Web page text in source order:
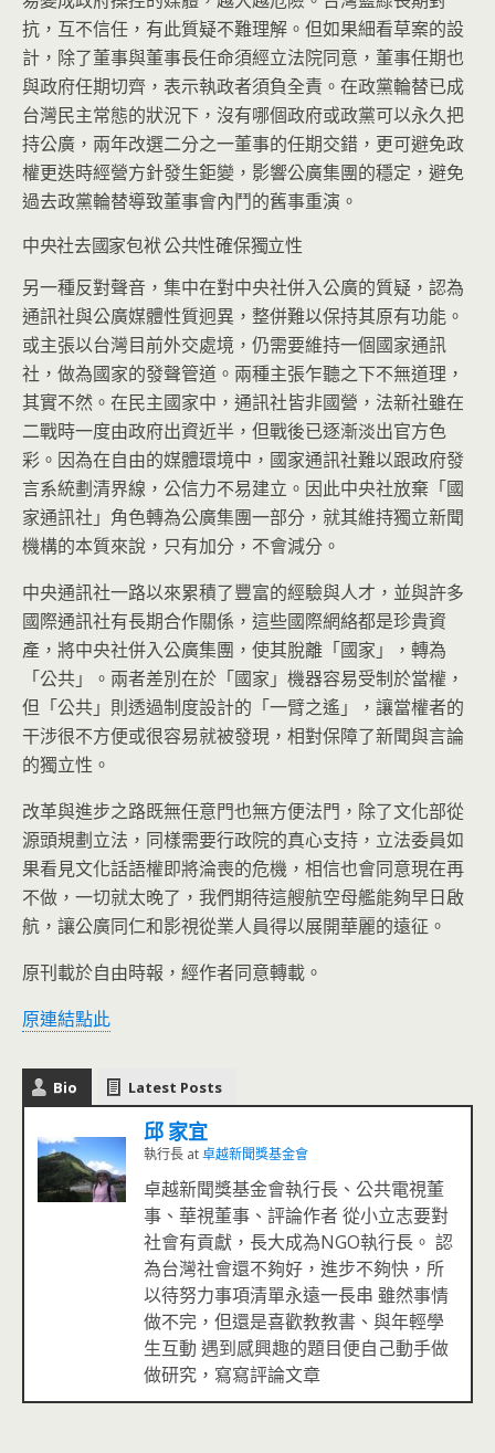
抗，互不信任，有此質疑不難理解。但如果細看草案的設
計，除了董事與董事長任命須經立法院同意，董事任期也
與政府任期切齊，表示執政者須負全責。在政黨輪替已成
台灣民主常態的狀況下，沒有哪個政府或政黨可以永久把
持公廣，兩年改選二分之一董事的任期交錯，更可避免政
權更迭時經營方針發生鉅變，影響公廣集團的穩定，避免
過去政黨輪替導致董事會內鬥的舊事重演。
中央社去國家包袱 公共性確保獨立性
另一種反對聲音，集中在對中央社併入公廣的質疑，認為
通訊社與公廣媒體性質迥異，整併難以保持其原有功能。
或主張以台灣目前外交處境，仍需要維持一個國家通訊
社，做為國家的發聲管道。兩種主張乍聽之下不無道理，
其實不然。在民主國家中，通訊社皆非國營，法新社雖在
二戰時一度由政府出資近半，但戰後已逐漸淡出官方色
彩。因為在自由的媒體環境中，國家通訊社難以跟政府發
言系統劃清界線，公信力不易建立。因此中央社放棄「國
家通訊社」角色轉為公廣集團一部分，就其維持獨立新聞
機構的本質來說，只有加分，不會減分。
中央通訊社一路以來累積了豐富的經驗與人才，並與許多
國際通訊社有長期合作關係，這些國際網絡都是珍貴資
產，將中央社併入公廣集團，使其脫離「國家」，轉為
「公共」。兩者差別在於「國家」機器容易受制於當權，
但「公共」則透過制度設計的「一臂之遙」，讓當權者的
干涉很不方便或很容易就被發現，相對保障了新聞與言論
的獨立性。
改革與進步之路既無任意門也無方便法門，除了文化部從
源頭規劃立法，同樣需要行政院的真心支持，立法委員如
果看見文化話語權即將淪喪的危機，相信也會同意現在再
不做，一切就太晚了，我們期待這艘航空母艦能夠早日啟
航，讓公廣同仁和影視從業人員得以展開華麗的遠征。
原刊載於自由時報，經作者同意轉載。
原連結點此
Bio Latest Posts
邱 家宜
執行長 at卓越新聞獎基金會
卓越新聞獎基金會執行長、公共電視董
事、華視董事、評論作者 從小立志要對
社會有貢獻，長大成為NGO執行長。 認
為台灣社會還不夠好，進步不夠快，所
以待努力事項清單永遠一長串 雖然事情
做不完，但還是喜歡教教書、與年輕學
生互動 遇到感興趣的題目便自己動手做
做研究，寫寫評論文章